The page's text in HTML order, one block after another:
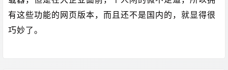
有这些功能的网页版本，而且还不是国内的，就显得很
巧妙了。